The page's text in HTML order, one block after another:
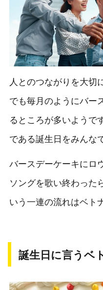
人とのつながりを大切
でも毎月のようにバー
るところが多いようで
である誕生日をみんな
バースデーケーキにロ
ソングを歌い終わった
いう一連の流れはベト
誕生日に言うベ